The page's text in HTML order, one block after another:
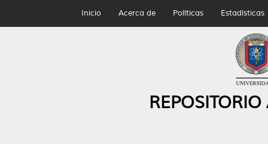
Inicio Acerca de Políticas Estadísticas